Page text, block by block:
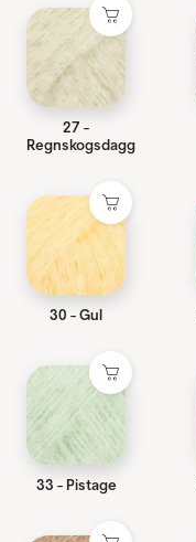
27 -
Regnskogsdagg
30 - Gul
33 - Pistage